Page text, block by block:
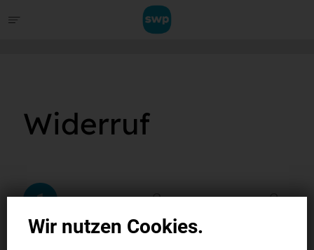
Widerruf
1
Abo
2
Daten
3
Wir nutzen Cookies.